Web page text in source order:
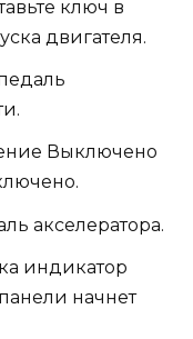
ключ в
двигателя.
Выключено
акселератора.
индикатор
начнет